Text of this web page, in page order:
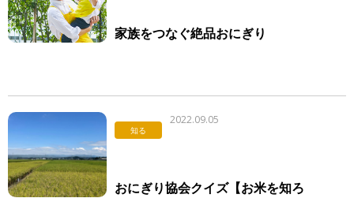
家族をつなぐ絶品おにぎり
知る
2022.09.05
おにぎり協会クイズ【お米を知ろ